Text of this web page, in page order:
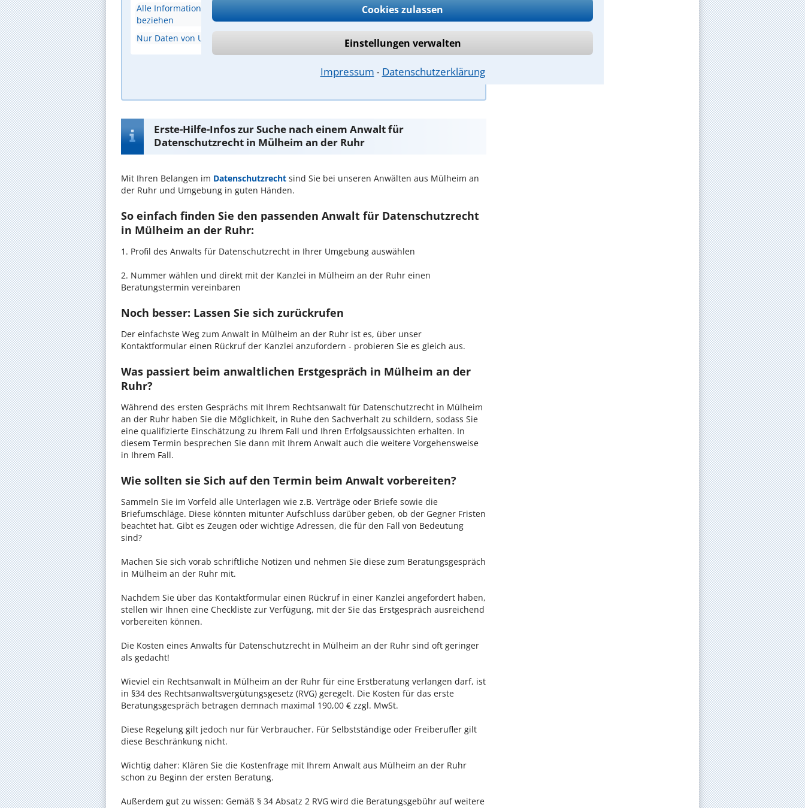
Cookies zulassen
Einstellungen verwalten
Impressum ⁃ Datenschutzerklärung
Alle Informationen, die sich auf eine identifizierte oder identifizierbare Person
beziehen
Nur Daten von Unternehmen
Antwort überprüfen
Erste-Hilfe-Infos zur Suche nach einem Anwalt für
Datenschutzrecht in Mülheim an der Ruhr
Mit Ihren Belangen im Datenschutzrecht sind Sie bei unseren Anwälten aus Mülheim an
der Ruhr und Umgebung in guten Händen.
So einfach finden Sie den passenden Anwalt für Datenschutzrecht
in Mülheim an der Ruhr:
1. Profil des Anwalts für Datenschutzrecht in Ihrer Umgebung auswählen
2. Nummer wählen und direkt mit der Kanzlei in Mülheim an der Ruhr einen
Beratungstermin vereinbaren
Noch besser: Lassen Sie sich zurückrufen
Der einfachste Weg zum Anwalt in Mülheim an der Ruhr ist es, über unser
Kontaktformular einen Rückruf der Kanzlei anzufordern - probieren Sie es gleich aus.
Was passiert beim anwaltlichen Erstgespräch in Mülheim an der
Ruhr?
Während des ersten Gesprächs mit Ihrem Rechtsanwalt für Datenschutzrecht in Mülheim
an der Ruhr haben Sie die Möglichkeit, in Ruhe den Sachverhalt zu schildern, sodass Sie
eine qualifizierte Einschätzung zu Ihrem Fall und Ihren Erfolgsaussichten erhalten. In
diesem Termin besprechen Sie dann mit Ihrem Anwalt auch die weitere Vorgehensweise
in Ihrem Fall.
Wie sollten sie Sich auf den Termin beim Anwalt vorbereiten?
Sammeln Sie im Vorfeld alle Unterlagen wie z.B. Verträge oder Briefe sowie die
Briefumschläge. Diese könnten mitunter Aufschluss darüber geben, ob der Gegner Fristen
beachtet hat. Gibt es Zeugen oder wichtige Adressen, die für den Fall von Bedeutung
sind?
Machen Sie sich vorab schriftliche Notizen und nehmen Sie diese zum Beratungsgespräch
in Mülheim an der Ruhr mit.
Nachdem Sie über das Kontaktformular einen Rückruf in einer Kanzlei angefordert haben,
stellen wir Ihnen eine Checkliste zur Verfügung, mit der Sie das Erstgespräch ausreichend
vorbereiten können.
Die Kosten eines Anwalts für Datenschutzrecht in Mülheim an der Ruhr sind oft geringer
als gedacht!
Wieviel ein Rechtsanwalt in Mülheim an der Ruhr für eine Erstberatung verlangen darf, ist
in §34 des Rechtsanwaltsvergütungsgesetz (RVG) geregelt. Die Kosten für das erste
Beratungsgespräch betragen demnach maximal 190,00 € zzgl. MwSt.
Diese Regelung gilt jedoch nur für Verbraucher. Für Selbstständige oder Freiberufler gilt
diese Beschränkung nicht.
Wichtig daher: Klären Sie die Kostenfrage mit Ihrem Anwalt aus Mülheim an der Ruhr
schon zu Beginn der ersten Beratung.
Außerdem gut zu wissen: Gemäß § 34 Absatz 2 RVG wird die Beratungsgebühr auf weitere